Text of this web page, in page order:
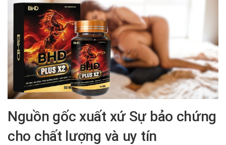
Nguồn gốc xuất xứ Sự bảo chứng
cho chất lượng và uy tín